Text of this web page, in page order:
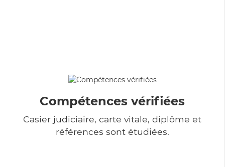
Compétences vérifiées
Casier judiciaire, carte vitale, diplôme et
références sont étudiées.